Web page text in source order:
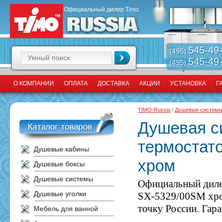
Официальный дилер Timo
(495) 545-
(495)545-
О КОМПАНИИ ОПЛАТА ДОСТАВКА АКЦИИ УСТАНОВКА
Душевые кабины
Душевые боксы
Душевые системы
Душевые уголки
Мебель для ванной
TIMO-Russia / Душевые
Душевая
хром
Официальный
SX-5329/00SM
точку России.